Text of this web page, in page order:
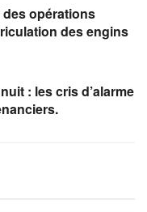
opérations
des engins
: les cris d’alarme